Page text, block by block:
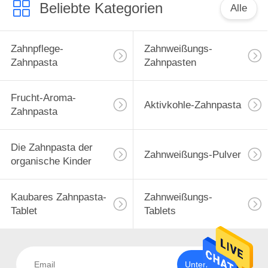
Beliebte Kategorien Alle
Zahnpflege-
Zahnpasta
Zahnweißungs-
Zahnpasten
Frucht-Aroma-
Zahnpasta
Aktivkohle-Zahnpasta
Die Zahnpasta der
organische Kinder
Zahnweißungs-Pulver
Kaubares Zahnpasta-
Tablet
Zahnweißungs-
Tablets
Unterzeichnen